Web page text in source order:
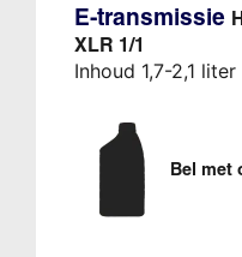
E-transmissie
XLR 1/1
Inhoud 1,7-2,1 liter
Bel met